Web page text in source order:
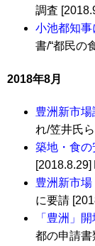
調査
小池都知
書/“都民の
2018年8月
豊洲新市
れ/笠井氏
築地・食の
[2018.8.29]
豊洲新市
に要請
「豊洲」
都の申請書